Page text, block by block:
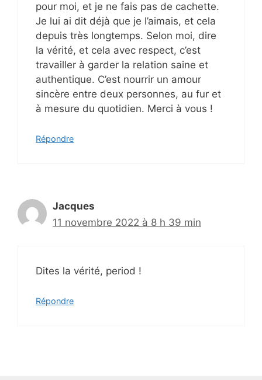
pour moi, et je ne fais pas de cachette.
Je lui ai dit déjà que je l’aimais, et cela
depuis très longtemps. Selon moi, dire
la vérité, et cela avec respect, c’est
travailler à garder la relation saine et
authentique. C’est nourrir un amour
sincère entre deux personnes, au fur et
à mesure du quotidien. Merci à vous !
Répondre
Jacques
11 novembre 2022 à 8 h 39 min
Dites la vérité, period !
Répondre